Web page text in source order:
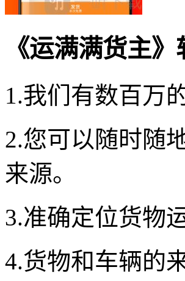
《运满满货主
1.我们有数百万
2.您可以随时随
来源。
3.准确定位货物
4.货物和车辆的